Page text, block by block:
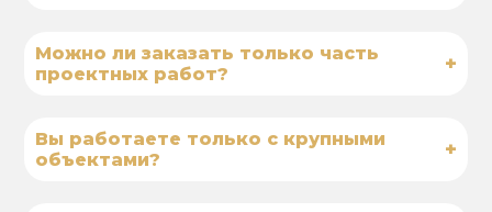
Можно ли заказать только часть
проектных работ?
+
Вы работаете только с крупными
объектами?
+